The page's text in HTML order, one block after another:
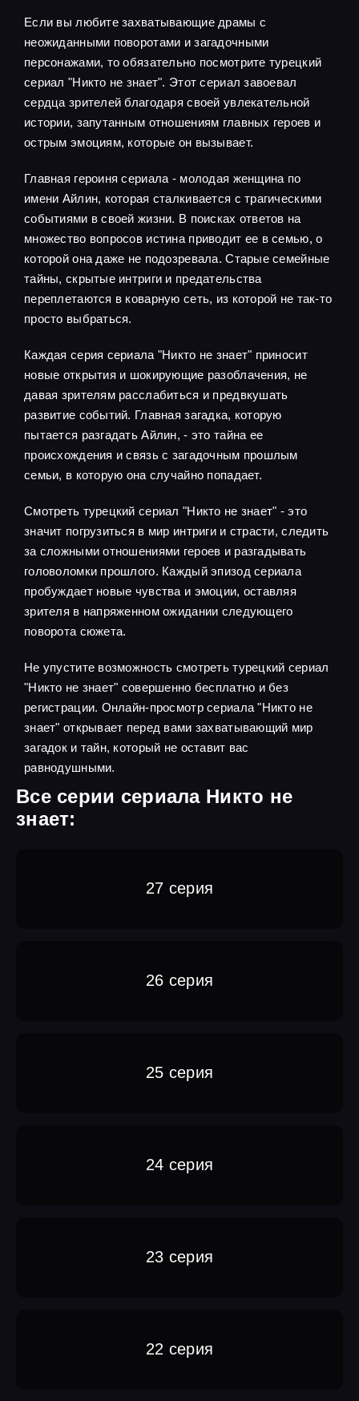
Если вы любите захватывающие драмы с
неожиданными поворотами и загадочными
персонажами, то обязательно посмотрите турецкий
сериал "Никто не знает". Этот сериал завоевал
сердца зрителей благодаря своей увлекательной
истории, запутанным отношениям главных героев и
острым эмоциям, которые он вызывает.
Главная героиня сериала - молодая женщина по
имени Айлин, которая сталкивается с трагическими
событиями в своей жизни. В поисках ответов на
множество вопросов истина приводит ее в семью, о
которой она даже не подозревала. Старые семейные
тайны, скрытые интриги и предательства
переплетаются в коварную сеть, из которой не так-то
просто выбраться.
Каждая серия сериала "Никто не знает" приносит
новые открытия и шокирующие разоблачения, не
давая зрителям расслабиться и предвкушать
развитие событий. Главная загадка, которую
пытается разгадать Айлин, - это тайна ее
происхождения и связь с загадочным прошлым
семьи, в которую она случайно попадает.
Смотреть турецкий сериал "Никто не знает" - это
значит погрузиться в мир интриги и страсти, следить
за сложными отношениями героев и разгадывать
головоломки прошлого. Каждый эпизод сериала
пробуждает новые чувства и эмоции, оставляя
зрителя в напряженном ожидании следующего
поворота сюжета.
Не упустите возможность смотреть турецкий сериал
"Никто не знает" совершенно бесплатно и без
регистрации. Онлайн-просмотр сериала "Никто не
знает" открывает перед вами захватывающий мир
загадок и тайн, который не оставит вас
равнодушными.
Все серии сериала Никто не
знает:
27 серия
26 серия
25 серия
24 серия
23 серия
22 серия